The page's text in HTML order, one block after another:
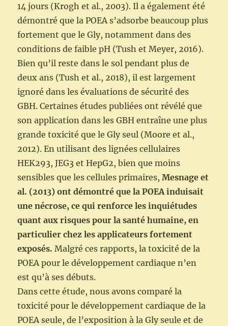
14 jours (Krogh et al., 2003). Il a également été
démontré que la POEA s’adsorbe beaucoup plus
fortement que le Gly, notamment dans des
conditions de faible pH (Tush et Meyer, 2016).
Bien qu’il reste dans le sol pendant plus de
deux ans (Tush et al., 2018), il est largement
ignoré dans les évaluations de sécurité des
GBH. Certaines études publiées ont révélé que
son application dans les GBH entraîne une plus
grande toxicité que le Gly seul (Moore et al.,
2012). En utilisant des lignées cellulaires
HEK293, JEG3 et HepG2, bien que moins
sensibles que les cellules primaires,Mesnage et
al. (2013) ont démontré que la POEA induisait
une nécrose, ce qui renforce les inquiétudes
quant aux risques pour la santé humaine, en
particulier chez les applicateurs fortement
exposés. Malgré ces rapports, la toxicité de la
POEA pour le développement cardiaque n’en
est qu’à ses débuts.
Dans cette étude, nous avons comparé la
toxicité pour le développement cardiaque de la
POEA seule, de l’exposition à la Gly seule et de